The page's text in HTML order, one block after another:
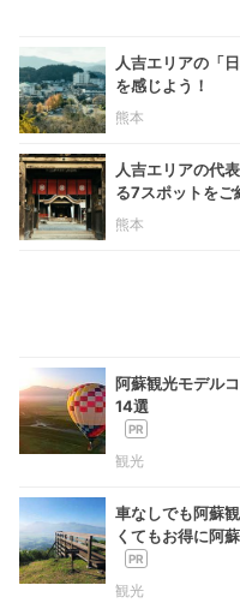
人吉エリアの「
を感じよう！
熊本
人吉エリアの代
る7スポットをご
熊本
阿蘇観光モデル
14選
観光
車なしでも阿蘇
くてもお得に阿
力を紹介
観光